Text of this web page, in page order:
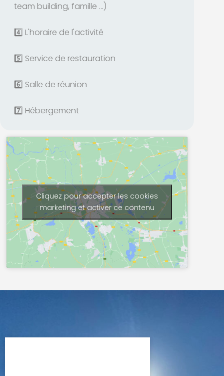
team building, famille ...)
4️⃣ L'horaire de l'activité
5️⃣ Service de restauration
6️⃣ Salle de réunion
7️⃣ Hébergement
Cliquez pour accepter les cookies
marketing et activer ce contenu